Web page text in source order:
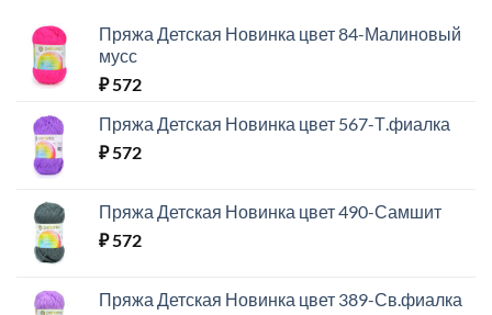
Пряжа Детская Новинка цвет 84-Малиновый
мусс
₽572
Пряжа Детская Новинка цвет 567-Т.фиалка
₽572
Пряжа Детская Новинка цвет 490-Самшит
₽572
Пряжа Детская Новинка цвет 389-Св.фиалка